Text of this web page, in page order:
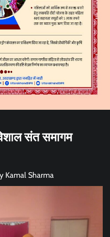
संत समागम
Kamal Sharma